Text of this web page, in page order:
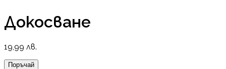
Докосване
19,99 лв.
Поръчай